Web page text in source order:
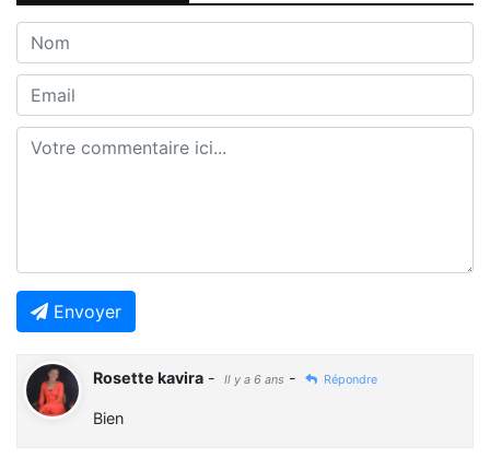
Envoyer
Rosette kavira - Il y a 6 ans - Répondre
Bien